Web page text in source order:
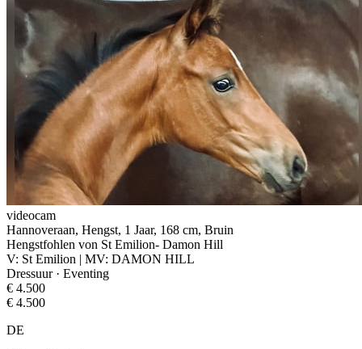
videocam
Hannoveraan, Hengst, 1 Jaar, 168 cm, Bruin
Hengstfohlen von St Emilion- Damon Hill
V: St Emilion | MV: DAMON HILL
Dressuur · Eventing
€ 4.500
€ 4.500
DE